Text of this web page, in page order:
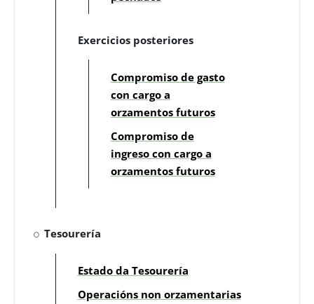
Exercicios posteriores
Compromiso de gasto
con cargo a
orzamentos futuros
Compromiso de
ingreso con cargo a
orzamentos futuros
Tesourería
Estado da Tesourería
Operacións non orzamentarias